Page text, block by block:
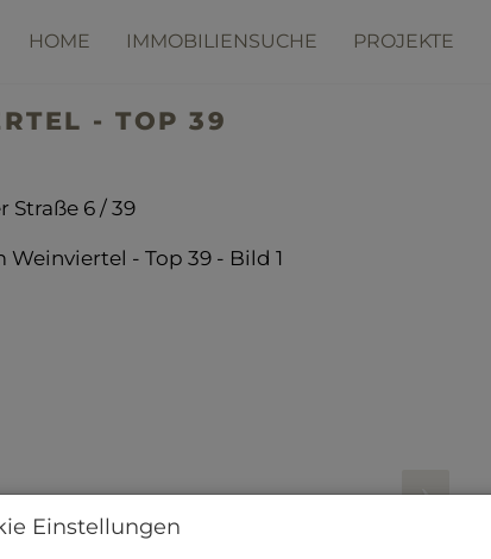
HOME IMMOBILIENSUCHE PROJEKTE
- TOP 39
Straße 6 / 39
Einstellungen